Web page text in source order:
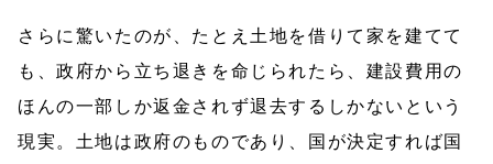
さらに驚いたのが、たとえ土地を借りて家を建てて
も、政府から立ち退きを命じられたら、建設費用の
ほんの一部しか返金されず退去するしかないという
現実。土地は政府のものであり、国が決定すれば国